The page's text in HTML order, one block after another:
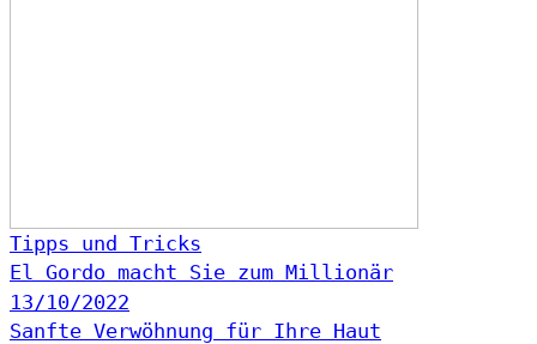
Tipps und Tricks
El Gordo macht Sie zum Millionär
13/10/2022
Sanfte Verwöhnung für Ihre Haut